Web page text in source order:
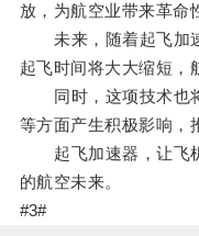
放，为航空业带来革命
未来，随着起飞加速
起飞时间将大大缩短，
同时，这项技术也将
等方面产生积极影响，
起飞加速器，让飞机
的航空未来。
#3#